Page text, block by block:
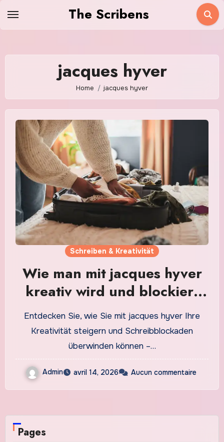
The Scribens
jacques hyver
Home jacques hyver
Schreiben & Kreativität
Wie man mit jacques hyver
kreativ wird und blockiert
den Schreibfluss
Entdecken Sie, wie Sie mit jacques hyver Ihre
Kreativität steigern und Schreibblockaden
überwinden können –…
Admin avril 14, 2026 Aucun commentaire
Pages